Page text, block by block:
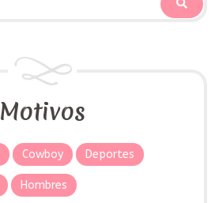
Motivos
Cowboy Deportes
Hombres